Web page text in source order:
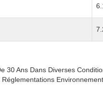
30 Ans Dans Diverses